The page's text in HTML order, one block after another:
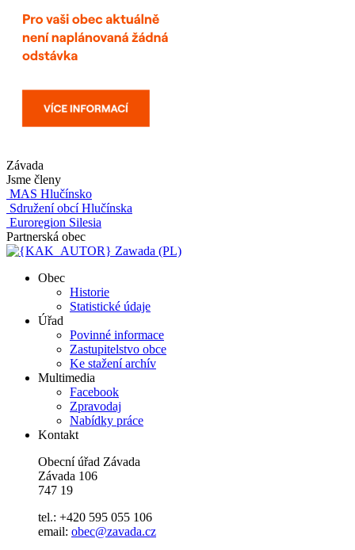
Závada
Jsme členy
MAS Hlučínsko
Sdružení obcí Hlučínska
Euroregion Silesia
Partnerská obec
Zawada (PL)
Obec
Historie
Statistické údaje
Úřad
Povinné informace
Zastupitelstvo obce
Ke stažení archív
Multimedia
Facebook
Zpravodaj
Nabídky práce
Kontakt
Obecní úřad Závada
Závada 106
747 19
tel.: +420 595 055 106
email: obec@zavada.cz